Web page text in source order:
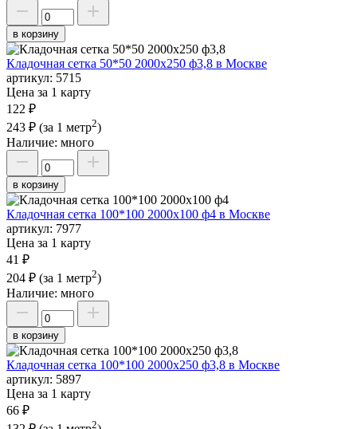
в корзину
Кладочная сетка 50*50 2000х250 ф3,8 в Москве
артикул: 5715
Цена за 1 карту
122 ₽
243 ₽ (за 1 метр2)
Наличие: много
в корзину
Кладочная сетка 100*100 2000х100 ф4 в Москве
артикул: 7977
Цена за 1 карту
41 ₽
204 ₽ (за 1 метр2)
Наличие: много
в корзину
Кладочная сетка 100*100 2000х250 ф3,8 в Москве
артикул: 5897
Цена за 1 карту
66 ₽
2